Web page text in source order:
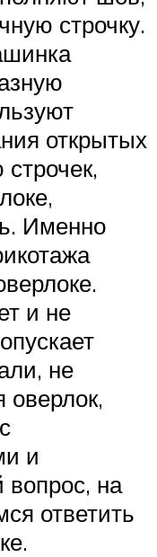
строчку.
открытых
Именно
и не
не
и
вопрос, на
ответить